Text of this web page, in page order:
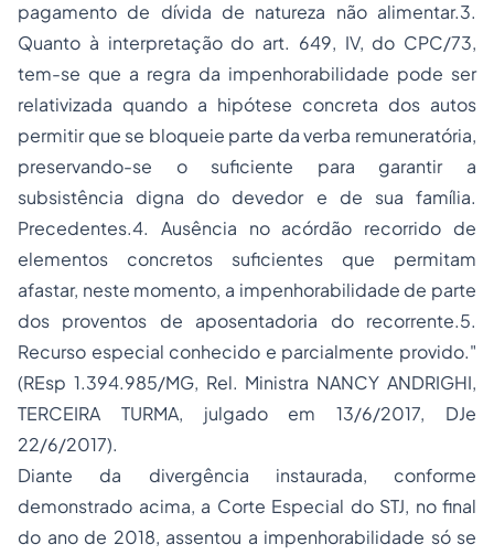
pagamento de dívida de natureza não alimentar.3.
Quanto à interpretação do art. 649, IV, do CPC/73,
tem-se que a regra da impenhorabilidade pode ser
relativizada quando a hipótese concreta dos autos
permitir que se bloqueie parte da verba remuneratória,
preservando-se o suficiente para garantir a
subsistência digna do devedor e de sua família.
Precedentes.4. Ausência no acórdão recorrido de
elementos concretos suficientes que permitam
afastar, neste momento, a impenhorabilidade de parte
dos proventos de aposentadoria do recorrente.5.
Recurso especial conhecido e parcialmente provido."
(REsp 1.394.985/MG, Rel. Ministra NANCY ANDRIGHI,
TERCEIRA TURMA, julgado em 13/6/2017, DJe
22/6/2017).
Diante da divergência instaurada, conforme
demonstrado acima, a Corte Especial do STJ, no final
do ano de 2018, assentou a impenhorabilidade só se